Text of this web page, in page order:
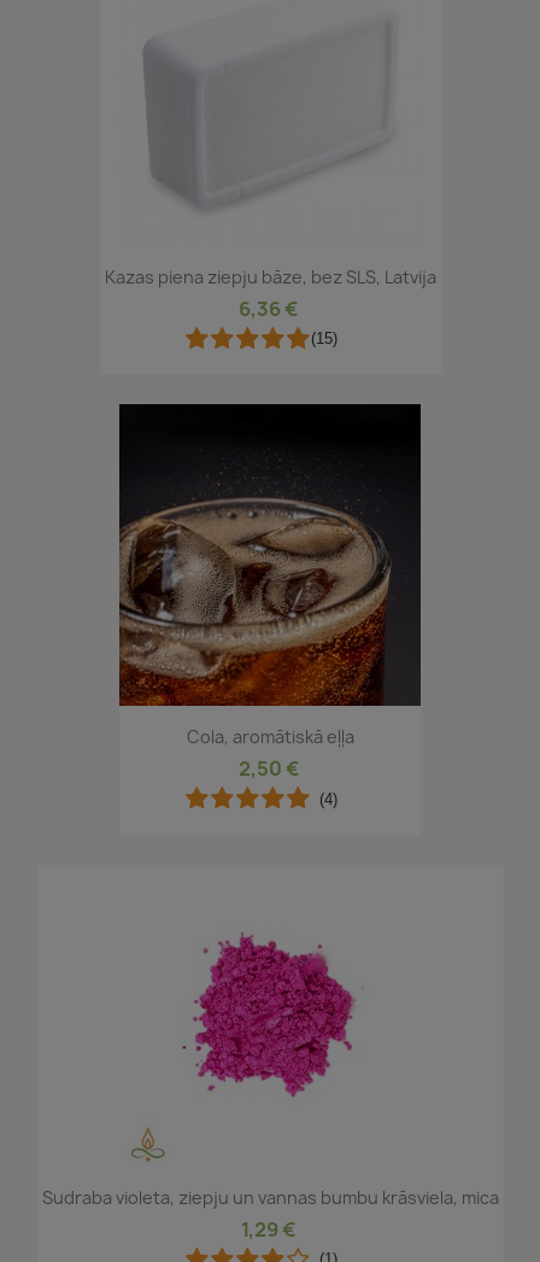
Kazas piena ziepju bāze, bez SLS, Latvija
6,36 €
(15)
Cola, aromātiskā eļļa
2,50 €
(4)
Sudraba violeta, ziepju un vannas bumbu krāsviela, mica
1,29 €